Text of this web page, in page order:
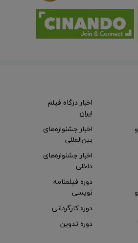
اخبار درگاه فیلم
ایران
اخبار جشنواره‌های
بین‌المللی
اخبار جشنواره‌های
داخلی
دوره فیلمنامه
نویسی
دوره کارگردانی
دوره تدوین